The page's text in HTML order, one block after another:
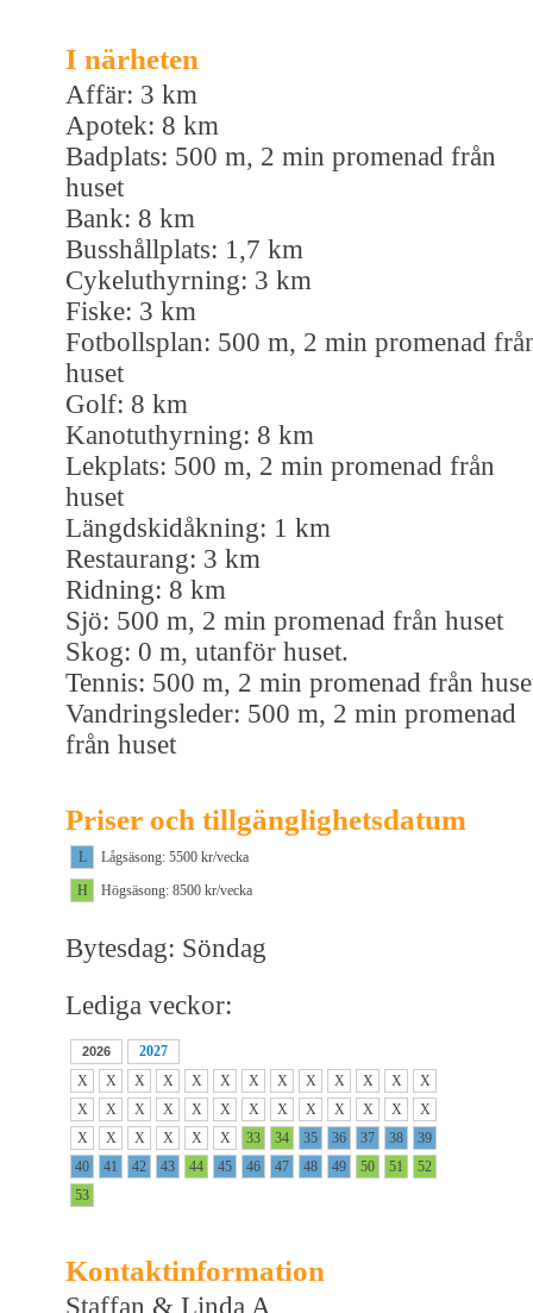
I närheten
Affär: 3 km
Apotek: 8 km
Badplats: 500 m, 2 min promenad från
huset
Bank: 8 km
Busshållplats: 1,7 km
Cykeluthyrning: 3 km
Fiske: 3 km
Fotbollsplan: 500 m, 2 min promenad
huset
Golf: 8 km
Kanotuthyrning: 8 km
Lekplats: 500 m, 2 min promenad från
huset
Längdskidåkning: 1 km
Restaurang: 3 km
Ridning: 8 km
Sjö: 500 m, 2 min promenad från huset
Skog: 0 m, utanför huset.
Tennis: 500 m, 2 min promenad från
Vandringsleder: 500 m, 2 min promenad
från huset
Priser och tillgänglighetsdatum
L
Lågsäsong: 5500 kr/vecka
H
Högsäsong: 8500 kr/vecka
Bytesdag: Söndag
Lediga veckor:
2026
2027
X
X X X X X X X X X X X
X
X
X X X X X X X X X X X
X
X
X X X X X 33 34 35 36 37 38
39
40
41 42 43 44 45 46 47 48 49 50 51
52
53
Kontaktinformation
Staffan & Linda A